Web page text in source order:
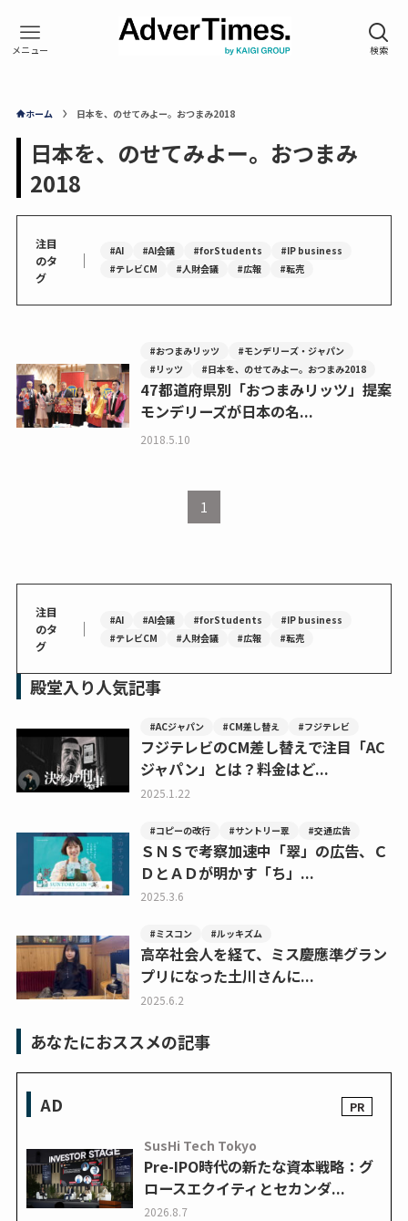
ホーム 日本を、のせてみよー。おつまみ2018
日本を、のせてみよー。おつまみ
2018
注目
のタ
グ
｜ #AI #AI会議 #forStudents
#IP business
#テレビCM
#人財会議 #広報 #転売
#おつまみリッツ
#モンデリーズ・ジャパン
#リッツ
#日本を、のせてみよー。おつまみ2018
47都道府県別「おつまみリッツ」提案
モンデリーズが日本の名...
2018.5.10
1
注目
のタ
グ
｜ #AI #AI会議 #forStudents
#IP business
#テレビCM
#人財会議 #広報 #転売
殿堂入り人気記事
#ACジャパン #CM差し替え #フジテレビ
フジテレビのCM差し替えで注目「AC
ジャパン」とは？料金はど...
2025.1.22
#コピーの改行 #サントリー翠 #交通広告
ＳＮＳで考察加速中「翠」の広告、Ｃ
ＤとＡＤが明かす「ち」...
2025.3.6
#ミスコン #ルッキズム
高卒社会人を経て、ミス慶應準グラン
プリになった土川さんに...
2025.6.2
あなたにおススメの記事
AD
SusHi Tech Tokyo
Pre-IPO時代の新たな資本戦略：グ
ロースエクイティとセカンダ...
2026.8.7